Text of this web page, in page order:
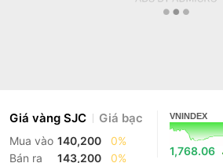
Giá vàng SJC Giá bạc
Mua vào 140,200
0%
Bán ra
143,200 0%
VNINDEX
1,768.06